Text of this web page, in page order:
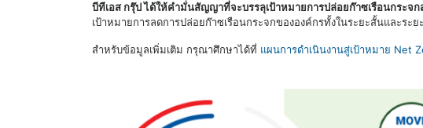
บีทีเอส กรุ๊ป ได้ให้คำมั่นสัญญาที่จะบรรลุเป้าหมายการปล่อยก๊าซเรือนกระจ
เป้าหมายการลดการปล่อยก๊าซเรือนกระจกขององค์กรทั้งในระยะสั้นและร
สำหรับข้อมูลเพิ่มเติม กรุณาศึกษาได้ที่ แผนการดำเนินงานสู่เป้าหมาย Net